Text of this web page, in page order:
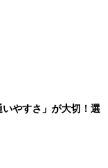
やすさ」が大切！選